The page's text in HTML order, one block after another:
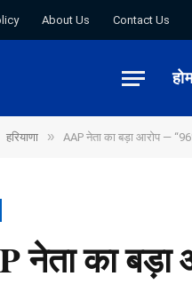
About Us Contact Us
हरियाणा » AAP नेता का बड़ा आरोप —
नेता का